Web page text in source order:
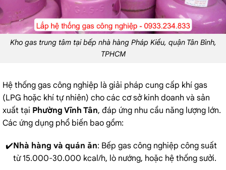
Kho gas trung tâm tại bếp nhà hàng Pháp Kiều, quận Tân Bình,
TPHCM
Hệ thống gas công nghiệp là giải pháp cung cấp khí gas
(LPG hoặc khí tự nhiên) cho các cơ sở kinh doanh và sản
xuất tại Phường Vĩnh Tân, đáp ứng nhu cầu năng lượng lớn.
Các ứng dụng phổ biến bao gồm:
Nhà hàng và quán ăn: Bếp gas công nghiệp công suất
từ 15.000-30.000 kcal/h, lò nướng, hoặc hệ thống sưởi.